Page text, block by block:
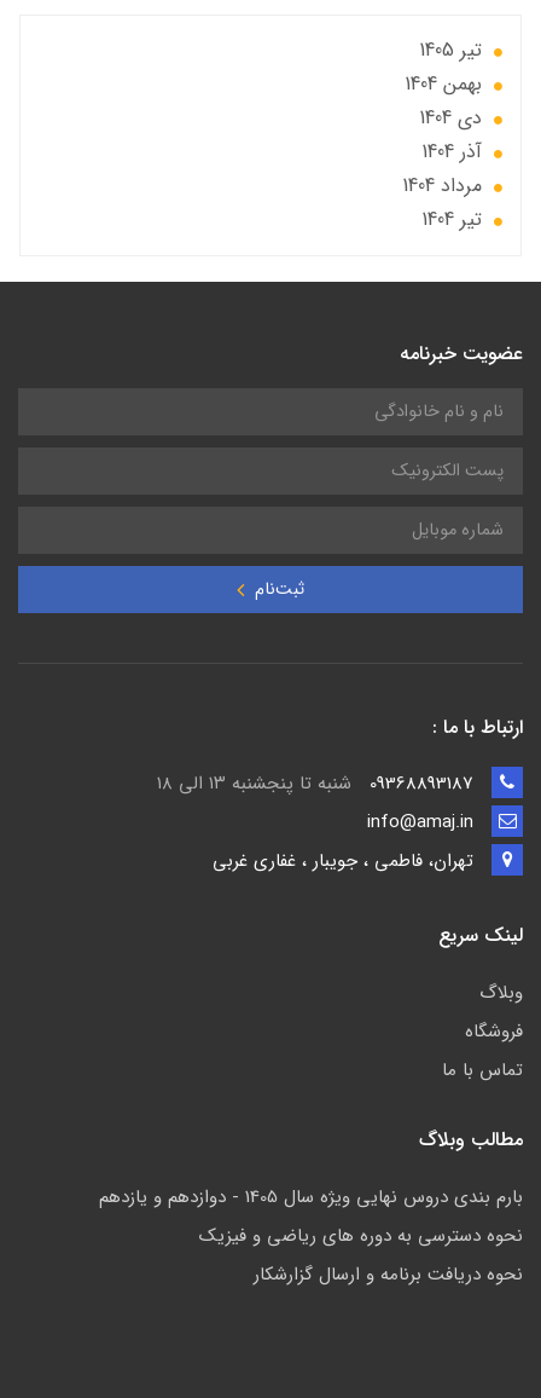
تير 1405
بهمن 1404
دی 1404
آذر 1404
مرداد 1404
تير 1404
عضویت خبرنامه
ثبت‌نام
ارتباط با ما :
شنبه تا پنجشنبه ۱۳ الی ۱۸
تهران، فاطمی ، جویبار ، غفاری غربی
لینک سریع
وبلاگ
فروشگاه
تماس با ما
مطالب وبلاگ
بارم بندی دروس نهایی ویژه سال 1405 - دوازدهم و یازدهم
نحوه دسترسی به دوره های ریاضی و فیزیک
نحوه دریافت برنامه و ارسال گزارشکار